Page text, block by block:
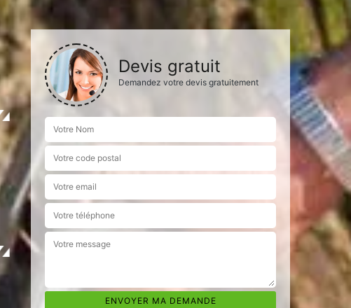
Devis gratuit
Demandez votre devis gratuitement